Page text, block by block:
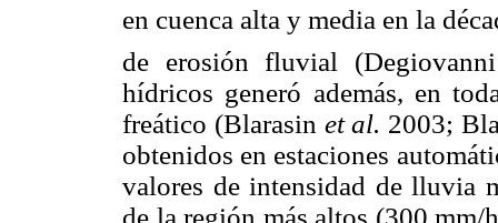
en cuenca alta y media en la
de erosión fluvial
hídricos generó además, en
freático (Blarasin et al. 2003;
obtenidos en estaciones
valores de intensidad de lluvia
de la región más altos (300 mm/